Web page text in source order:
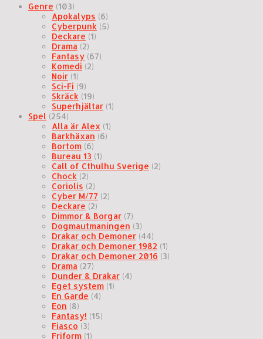
Genre (103)
Apokalyps (6)
Cyberpunk (5)
Deckare (1)
Drama (2)
Fantasy (67)
Komedi (2)
Noir (1)
Sci-Fi (9)
Skräck (19)
Superhjältar (1)
Spel (254)
Alla är Alex (1)
Barkhäxan (6)
Bortom (6)
Bureau 13 (1)
Call of Cthulhu Sverige (2)
Chock (2)
Coriolis (2)
Cyber M/77 (2)
Deckare (2)
Dimmor & Borgar (7)
Dogmautmaningen (3)
Drakar och Demoner (44)
Drakar och Demoner 1982 (1)
Drakar och Demoner 2016 (3)
Drama (27)
Dunder & Drakar (4)
Eget system (1)
En Garde (4)
Eon (8)
Fantasy! (15)
Fiasco (3)
Friform (1)